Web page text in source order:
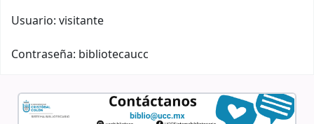
Usuario: visitante
Contraseña: bibliotecaucc